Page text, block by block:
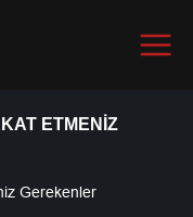
Menu
ETMENIZ
Gerekenler